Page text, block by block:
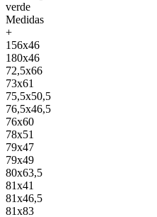
verde
Medidas
+
156x46
180x46
72,5x66
73x61
75,5x50,5
76,5x46,5
76x60
78x51
79x47
79x49
80x63,5
81x41
81x46,5
81x83